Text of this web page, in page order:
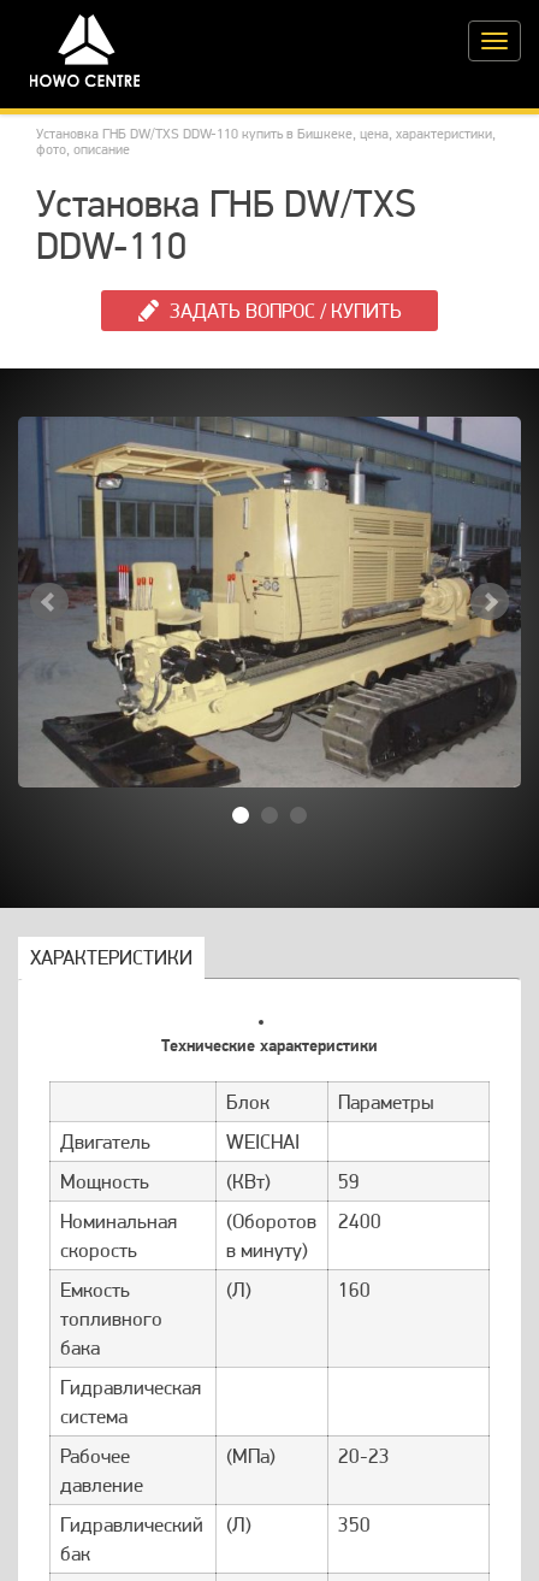
Toggle
Установка ГНБ DW/TXS DDW-110 купить в Бишкеке, цена, характеристики,
фото, описание
Установка ГНБ DW/TXS
DDW-110
ЗАДАТЬ ВОПРОС / КУПИТЬ
ХАРАКТЕРИСТИКИ
Технические характеристики
Блок
Параметры
Двигатель
WEICHAI
Мощность
(КВт)
59
Номинальная
скорость
(Оборотов
в минуту)
2400
Емкость
топливного
бака
(Л) 160
Гидравлическая
система
Рабочее
давление
(МПа) 20-23
Гидравлический
бак
(Л) 350